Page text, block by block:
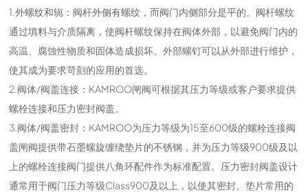
1.外螺纹和轭：阀杆外侧有螺纹，而阀门内侧部分是平的。阀杆螺纹
通过填料与介质隔离，使阀杆螺纹保持在阀体外部，以避免阀门内的
高温、腐蚀性物质和固体造成损坏。外部螺钉可以从外部进行维护，
使其成为要求苛刻的应用的首选。
2.阀体/阀盖连接：KAMROO闸阀可根据其压力等级或客户要求提供
螺栓连接和压力密封阀盖。
3.阀体/阀盖密封：KAMROO为压力等级为15至600级的螺栓连接阀
盖闸阀提供带石墨螺旋缠绕垫片的不锈钢，并为压力等级900级及以
上的螺栓连接阀门提供八角环配件作为标准配置。压力密封阀盖设计
通常用于阀门压力等级Class900及以上，以使其密封。垫片常用的